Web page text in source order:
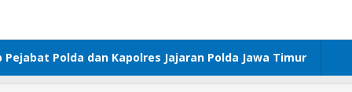
Polda dan Kapolres Jajaran Polda Jawa Timur